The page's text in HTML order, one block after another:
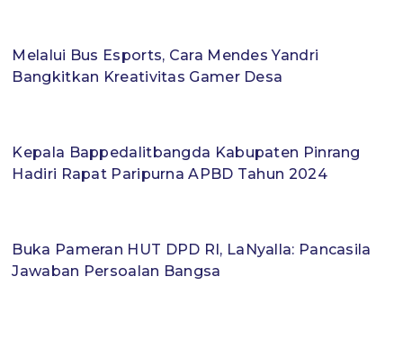
Melalui Bus Esports, Cara Mendes Yandri
Bangkitkan Kreativitas Gamer Desa
Kepala Bappedalitbangda Kabupaten Pinrang
Hadiri Rapat Paripurna APBD Tahun 2024
Buka Pameran HUT DPD RI, LaNyalla: Pancasila
Jawaban Persoalan Bangsa